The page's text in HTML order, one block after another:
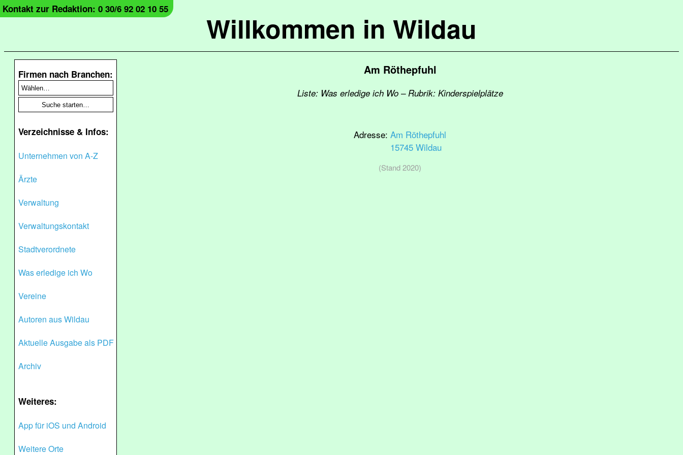
Willkommen in Wildau
Kontakt zur Redaktion: 0 30/6 92 02 10 55
Firmen nach Branchen:
Verzeichnisse & Infos:
Unternehmen von A-Z
Ärzte
Verwaltung
Verwaltungskontakt
Stadtverordnete
Was erledige ich Wo
Vereine
Autoren aus Wildau
Aktuelle Ausgabe als PDF
Archiv
Weiteres:
App für iOS und Android
Weitere Orte
Am Röthepfuhl
Liste: Was erledige ich Wo – Rubrik: Kinderspielplätze
Adresse: Am Röthepfuhl
15745 Wildau
(Stand 2020)